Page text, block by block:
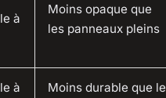
à
Moins opaque que
les panneaux pleins
à
Moins durable que le